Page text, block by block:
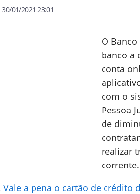
30/01/2021 23:01
O
banco a
conta
com o
Pessoa
de
realizar
corrente.
Vale a pena o cartão de crédito